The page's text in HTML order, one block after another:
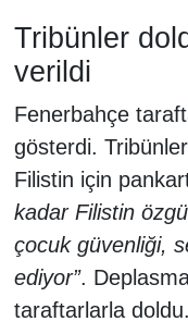
Tribünler
verildi
Fenerbahçe
gösterdi.
Filistin için
kadar Filistin
çocuk güvenliği,
ediyor”.
taraftarlarla doldu.